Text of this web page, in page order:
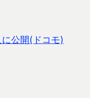
公開(ドコモ)